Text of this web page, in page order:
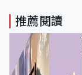
推薦閱讀